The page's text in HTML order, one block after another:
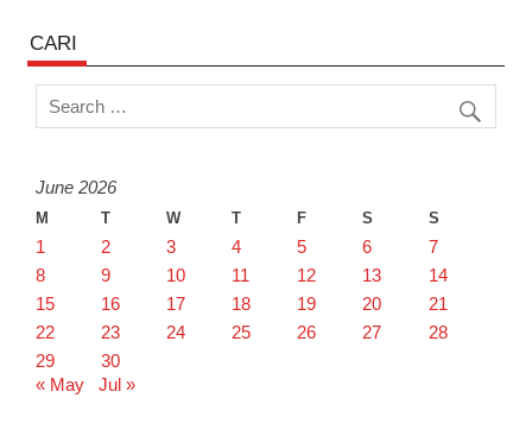
b
o
o
e
r
A
d
CARI
June 2026
M T W T F S S
1 2 3 4 5 6
7
8
9 10 11 12 13
14
15
16 17 18 19 20
21
22
23 24 25 26 27
28
29
30
« May
Jul »